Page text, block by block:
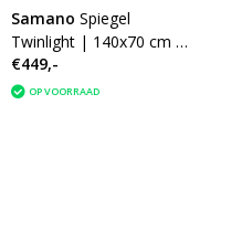
Samano Spiegel
Twinlight | 140x70 cm |
rechthoek | aluminium |
met LED verlichting
€449,-
OP VOORRAAD